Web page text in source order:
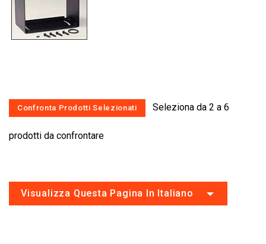
Seleziona da 2 a 6
prodotti da confrontare
Visualizza Questa Pagina In Italiano